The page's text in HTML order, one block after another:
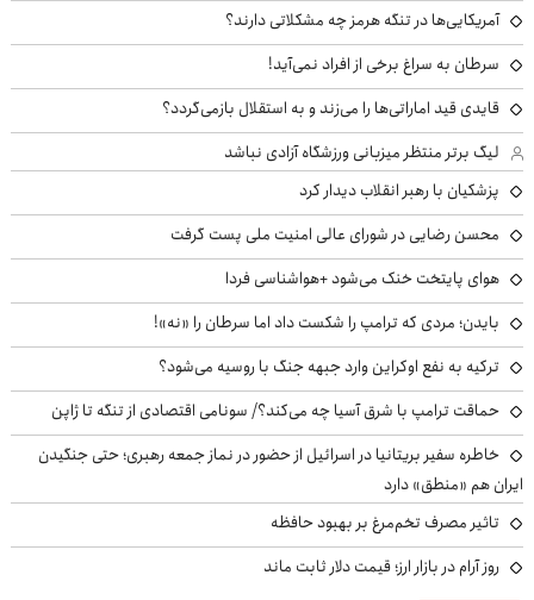
آمریکایی‌ها در تنگه هرمز چه مشکلاتی دارند؟
سرطان به سراغ برخی از افراد نمی‌آید!
قایدی قید اماراتی‌ها را می‌زند و به استقلال بازمی‌گردد؟
لیگ برتر منتظر میزبانی ورزشگاه آزادی نباشد
پزشکیان با رهبر انقلاب دیدار کرد
محسن رضایی در شورای عالی امنیت ملی پست گرفت
هوای پایتخت خنک می‌شود +هواشناسی فردا
بایدن؛ مردی که ترامپ را شکست داد اما سرطان را «نه»!
ترکیه به نفع اوکراین وارد جبهه جنگ با روسیه می‌شود؟
حماقت ترامپ با شرق آسیا چه می‌کند؟/ سونامی اقتصادی از تنگه تا ژاپن
خاطره سفیر بریتانیا در اسرائیل از حضور در نماز جمعه رهبری؛ حتی جنگیدن
ایران هم «منطق» دارد
تاثیر مصرف تخم‌مرغ بر بهبود حافظه
روز آرام در بازار ارز؛ قیمت دلار ثابت ماند